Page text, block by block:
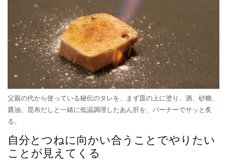
父親の代から使っている秘伝のタレを、まず皿の上に塗り、酒、砂糖、
醤油、昆布だしと一緒に低温調理したあん肝を、バーナーでサッと炙
る。
自分とつねに向かい合うことでやりたい
ことが見えてくる